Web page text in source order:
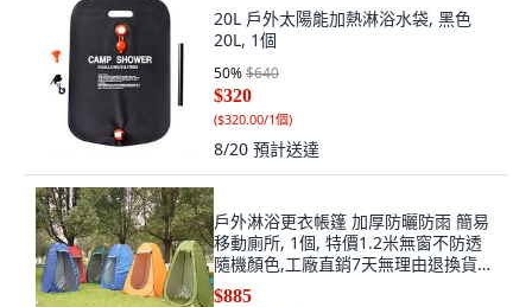
20L 戶外太陽能加熱淋浴水袋, 黑色
20L, 1個
50%$640
$320
($320.00/1個)
8/20 預計送達
戶外淋浴更衣帳篷 加厚防曬防雨 簡易
移動廁所, 1個, 特價1.2米無窗不防透
隨機顏色,工廠直銷7天無理由退換貨售
後無憂
$885